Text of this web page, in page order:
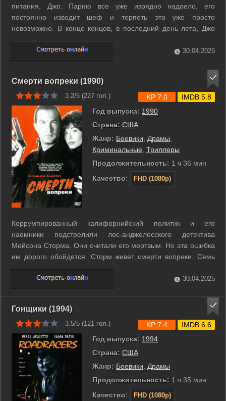
питания, Джо. Парню все уже изрядно надоело, его
постоянно изводит шеф и терпеть это уже просто
невозможно. В конце концов, в последний день лета, Джо
решает отомстить своему боссу, но его планы неожиданно
рушатся, когда он ловит на себе взгляд красивой девушки.
Тогда он решает похитить ее... ...
30.04.2025
Смерти вопреки (1990)
3.2/5 (227 гол.)
Год выпуска: 1990
Страна: США
Жанр: Боевики Драмы
Криминальные Триллеры
Продолжительность: 1 ч 36 мин
Качество:
FHD (1080p)
KP 7.0 IMDB 5.8
Коррумпированный калифорнийский политик и его
наемники подстрелили лос-анджелесского детектива
Мейсона Сторма. Они считали его мертвым. Но эта ошибка
им дорого обойдется. Сторм живет смерти вопреки. Семь
лет Сторм провел в тайном укрытии, где его выводили из
коматозного состояния. Он очнулся с единственной целью
― мстить. С помощью преданной ...
30.04.2025
Гонщики (1994)
3.5/5 (121 гол.)
Год выпуска: 1994
Страна: США
Жанр: Боевики, Драмы
Продолжительность: 1 ч 35 мин
Качество:
FHD (1080p)
KP 7.4 IMDB 6.6